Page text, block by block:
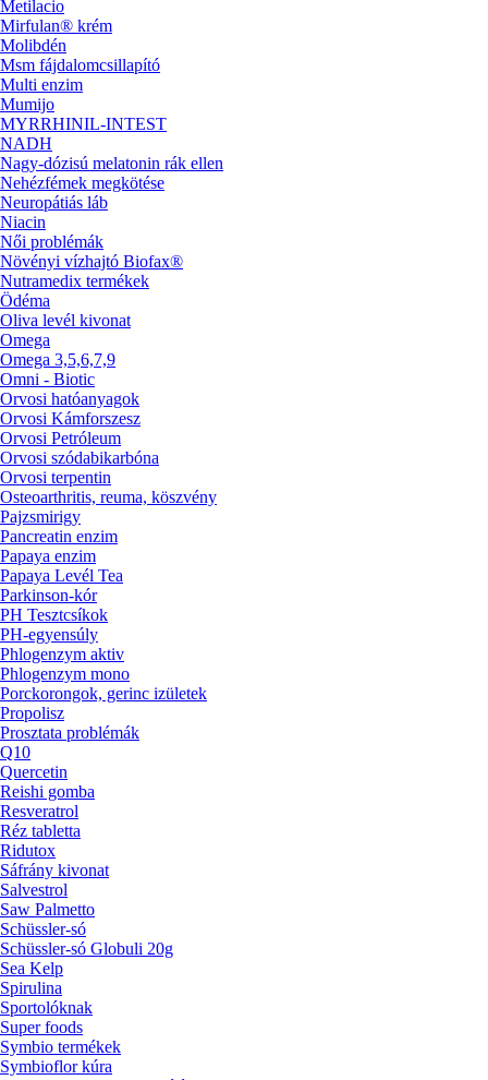
Metilacio
Mirfulan® krém
Molibdén
Msm fájdalomcsillapító
Multi enzim
Mumijo
MYRRHINIL-INTEST
NADH
Nagy-dózisú melatonin rák ellen
Nehézfémek megkötése
Neuropátiás láb
Niacin
Női problémák
Növényi vízhajtó Biofax®
Nutramedix termékek
Ödéma
Oliva levél kivonat
Omega
Omega 3,5,6,7,9
Omni - Biotic
Orvosi hatóanyagok
Orvosi Kámforszesz
Orvosi Petróleum
Orvosi szódabikarbóna
Orvosi terpentin
Osteoarthritis, reuma, köszvény
Pajzsmirigy
Pancreatin enzim
Papaya enzim
Papaya Levél Tea
Parkinson-kór
PH Tesztcsíkok
PH-egyensúly
Phlogenzym aktiv
Phlogenzym mono
Porckorongok, gerinc izületek
Propolisz
Prosztata problémák
Q10
Quercetin
Reishi gomba
Resveratrol
Réz tabletta
Ridutox
Sáfrány kivonat
Salvestrol
Saw Palmetto
Schüssler-só
Schüssler-só Globuli 20g
Sea Kelp
Spirulina
Sportolóknak
Super foods
Symbio termékek
Symbioflor kúra